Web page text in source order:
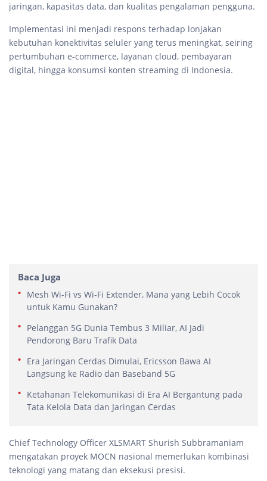
jaringan, kapasitas data, dan kualitas pengalaman pengguna.
Implementasi ini menjadi respons terhadap lonjakan
kebutuhan konektivitas seluler yang terus meningkat, seiring
pertumbuhan e-commerce, layanan cloud, pembayaran
digital, hingga konsumsi konten streaming di Indonesia.
Baca Juga
Mesh Wi-Fi vs Wi-Fi Extender, Mana yang Lebih Cocok
untuk Kamu Gunakan?
Pelanggan 5G Dunia Tembus 3 Miliar, AI Jadi
Pendorong Baru Trafik Data
Era Jaringan Cerdas Dimulai, Ericsson Bawa AI
Langsung ke Radio dan Baseband 5G
Ketahanan Telekomunikasi di Era AI Bergantung pada
Tata Kelola Data dan Jaringan Cerdas
Chief Technology Officer XLSMART Shurish Subbramaniam
mengatakan proyek MOCN nasional memerlukan kombinasi
teknologi yang matang dan eksekusi presisi.